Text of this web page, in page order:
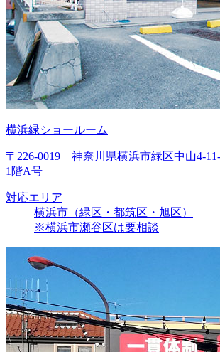
横浜緑ショールーム
〒226-0019 神奈川県横浜市緑区中山4-
1階A号
対応エリア
横浜市（緑区・都筑区・旭区）
※横浜市瀬谷区は要相談